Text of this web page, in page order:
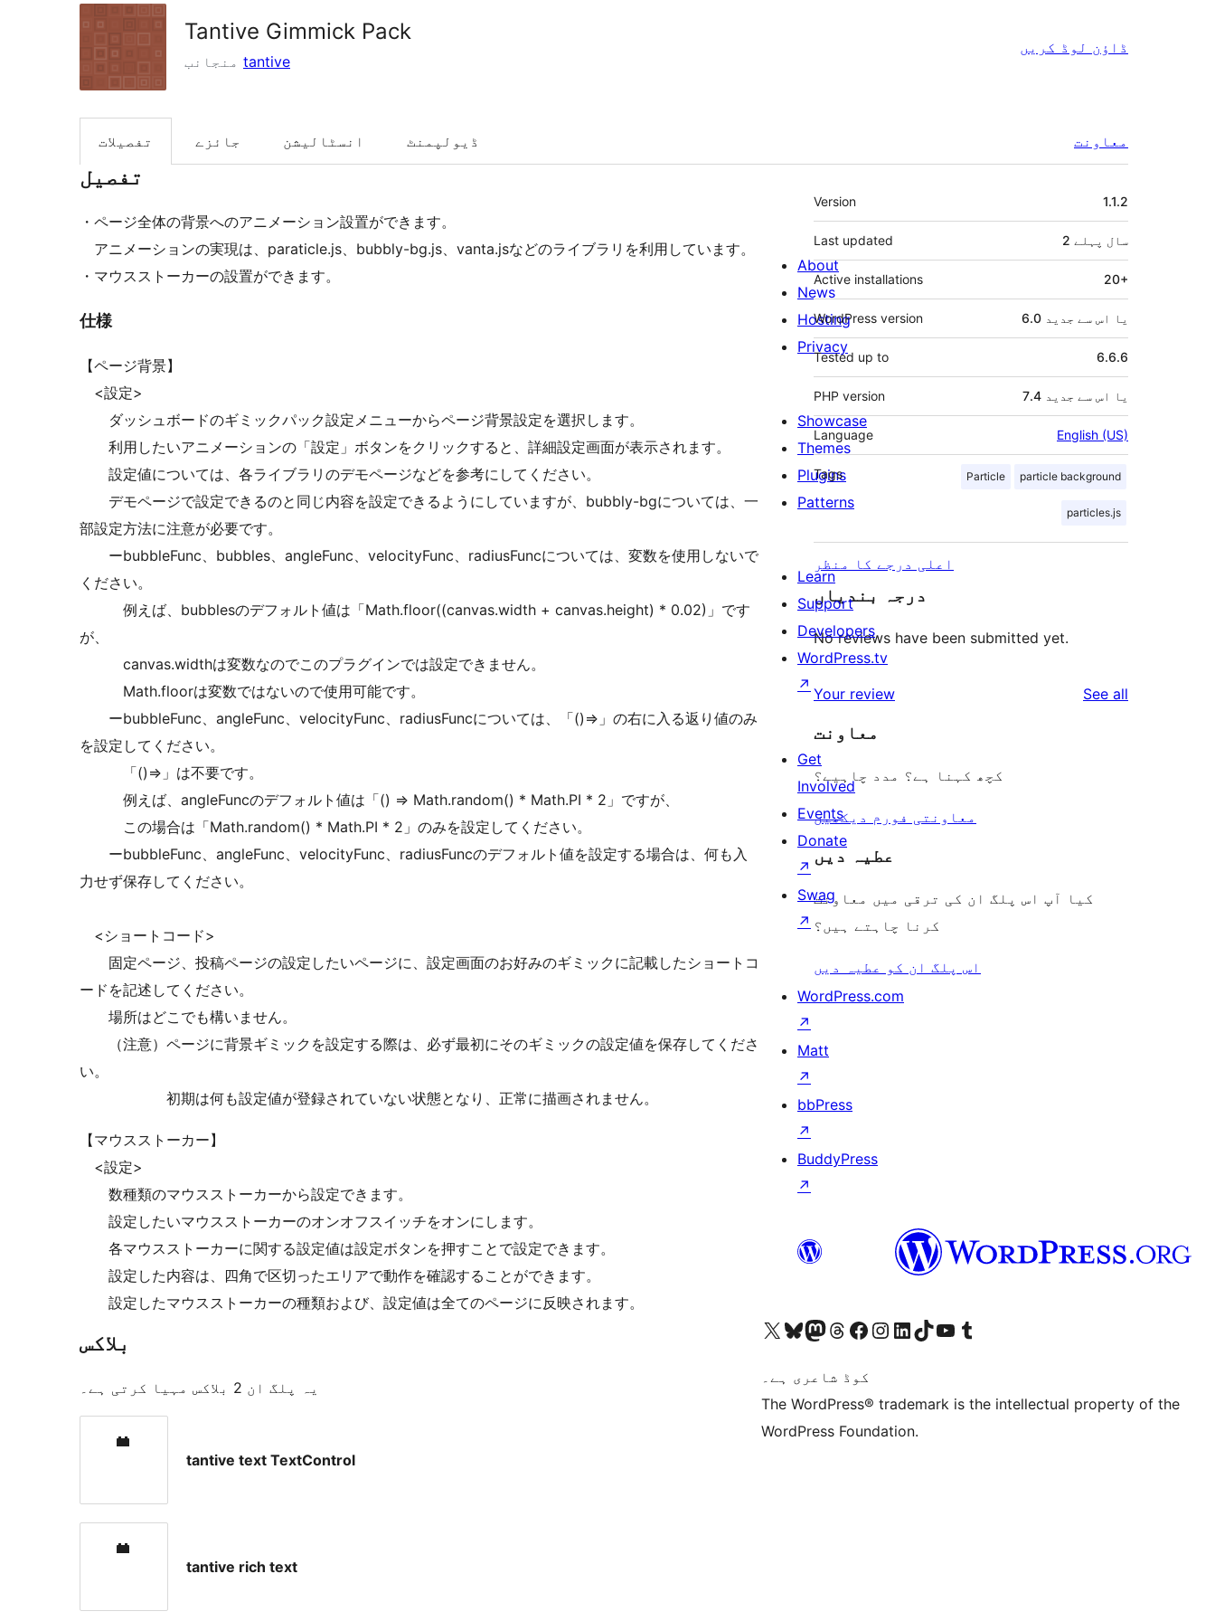
Tantive Gimmick Pack
tantive
ڈاؤن لوڈ کریں
تفصیلات جائزے انسٹالیشن ڈیولپمنٹ معاونت
تفصیل
・ページ全体の背景へのアニメーション設置ができます。
アニメーションの実現は、paraticle.js、bubbly-bg.js、vanta.jsなどのライブラリを利用しています。
・マウスストーカーの設置ができます。
仕様
【ページ背景】
<設定>
ダッシュボードのギミックパック設定メニューからページ背景設定を選択します。
利用したいアニメーションの「設定」ボタンをクリックすると、詳細設定画面が表示されます。
設定値については、各ライブラリのデモページなどを参考にしてください。
デモページで設定できるのと同じ内容を設定できるようにしていますが、bubbly-bgについては、一
部設定方法に注意が必要です。
ーbubbleFunc、bubbles、angleFunc、velocityFunc、radiusFuncについては、変数を使用しないで
ください。
例えば、bubblesのデフォルト値は「Math.floor((canvas.width + canvas.height) * 0.02)」です
が、
canvas.widthは変数なのでこのプラグインでは設定できません。
Math.floorは変数ではないので使用可能です。
ーbubbleFunc、angleFunc、velocityFunc、radiusFuncについては、「()=>」の右に入る返り値のみ
を設定してください。
「()=>」は不要です。
例えば、angleFuncのデフォルト値は「() => Math.random() * Math.PI * 2」ですが、
この場合は「Math.random() * Math.PI * 2」のみを設定してください。
ーbubbleFunc、angleFunc、velocityFunc、radiusFuncのデフォルト値を設定する場合は、何も入
力せず保存してください。
<ショートコード>
固定ページ、投稿ページの設定したいページに、設定画面のお好みのギミックに記載したショートコ
ードを記述してください。
場所はどこでも構いません。
（注意）ページに背景ギミックを設定する際は、必ず最初にそのギミックの設定値を保存してくださ
い。
初期は何も設定値が登録されていない状態となり、正常に描画されません。
【マウスストーカー】
<設定>
数種類のマウスストーカーから設定できます。
設定したいマウスストーカーのオンオフスイッチをオンにします。
各マウスストーカーに関する設定値は設定ボタンを押すことで設定できます。
設定した内容は、四角で区切ったエリアで動作を確認することができます。
設定したマウスストーカーの種類および、設定値は全てのページに反映されます。
بلاکس
یہ پلگ ان 2 بلاکس مہیا کرتی ہے۔
tantive text TextControl
tantive rich text
میٹا
Version 1.1.2
Last updated 2 سال پہلے
Active installations 20+
WordPress version 6.0 یا اس سے جدید
Tested up to 6.6.6
PHP version 7.4 یا اس سے جدید
Language English (US)
Tags Particle particle background
particles.js
اعلی درجے کا منظر
درجہ بندیاں
No reviews have been submitted yet.
Your review See all
معاونت
کچھ کہنا ہے؟ مدد چاہیے؟
معاونتی فورم دیکھیں
عطیہ دیں
کیا آپ اس پلگ ان کی ترقی میں معاونت
کرنا چاہتے ہیں؟
اس پلگ ان کو عطیہ دیں
About
News
Hosting
Privacy
Showcase
Themes
Plugins
Patterns
Learn
Support
Developers
WordPress.tv
↗
Get
Involved
Events
Donate
↗
Swag
↗
WordPress.com
↗
Matt
↗
bbPress
↗
BuddyPress
↗
Visit our X (formerly Twitter) account
ہمارے بلیواسکائی اکاؤنٹ پر جائیں
Visit our Mastodon account
ہمارے ٹھریڈز اکاؤنٹ پر جائیں
Visit our Facebook page
Visit our Instagram account
Visit our LinkedIn account
ہمارے ٹک ٹاک اکاؤنٹ پر جائیں
Visit our YouTube channel
ہمارے ٹمبلر اکاؤنٹ پر جائیں
کوڈ شاعری ہے۔
The WordPress® trademark is the intellectual property of the
WordPress Foundation.